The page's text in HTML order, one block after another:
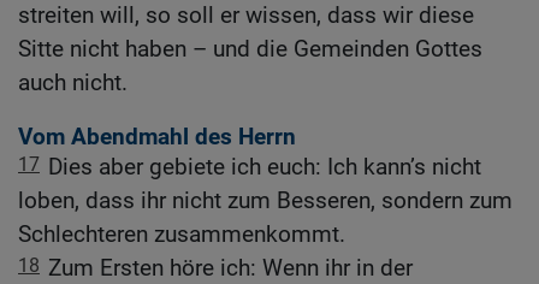
streiten will, so soll er wissen, dass wir diese
Sitte nicht haben – und die Gemeinden Gottes
auch nicht.
Vom Abendmahl des Herrn
17 Dies aber gebiete ich euch: Ich kann’s nicht
loben, dass ihr nicht zum Besseren, sondern zum
Schlechteren zusammenkommt.
18 Zum Ersten höre ich: Wenn ihr in der